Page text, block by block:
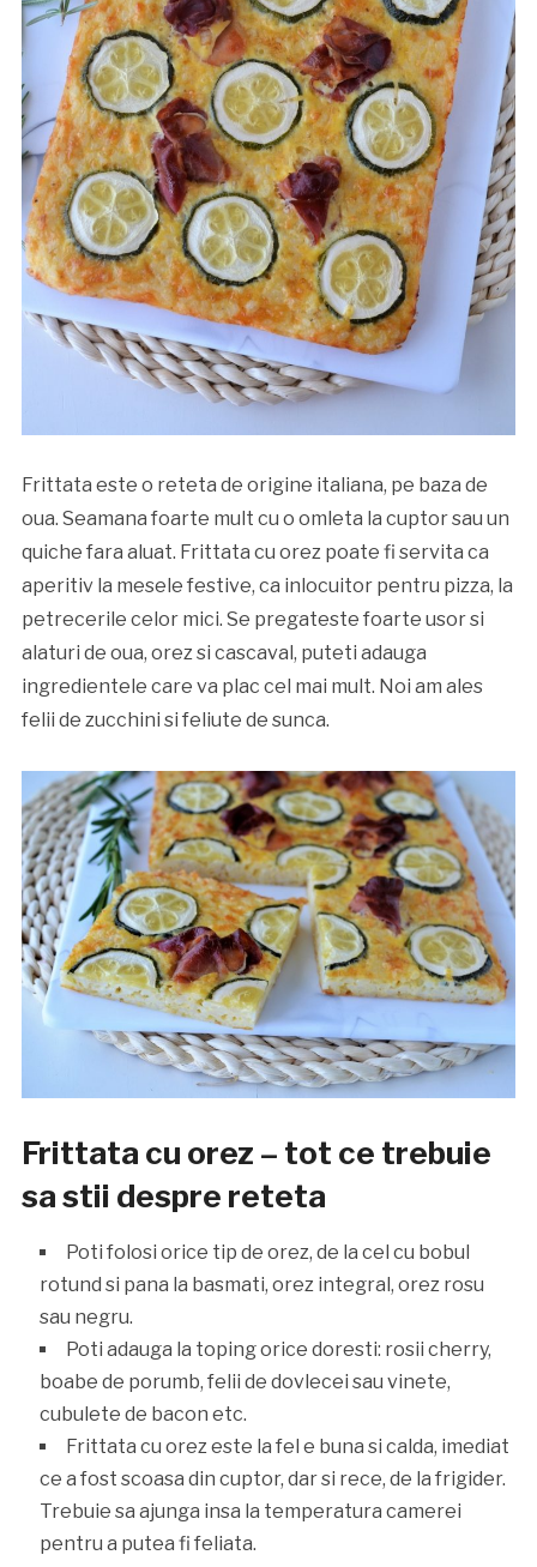
Frittata este o reteta de origine italiana, pe baza de
oua. Seamana foarte mult cu o omleta la cuptor sau un
quiche fara aluat. Frittata cu orez poate fi servita ca
aperitiv la mesele festive, ca inlocuitor pentru pizza, la
petrecerile celor mici. Se pregateste foarte usor si
alaturi de oua, orez si cascaval, puteti adauga
ingredientele care va plac cel mai mult. Noi am ales
felii de zucchini si feliute de sunca.
Frittata cu orez – tot ce trebuie
sa stii despre reteta
Poti folosi orice tip de orez, de la cel cu bobul
rotund si pana la basmati, orez integral, orez rosu
sau negru.
Poti adauga la toping orice doresti: rosii cherry,
boabe de porumb, felii de dovlecei sau vinete,
cubulete de bacon etc.
Frittata cu orez este la fel e buna si calda, imediat
ce a fost scoasa din cuptor, dar si rece, de la frigider.
Trebuie sa ajunga insa la temperatura camerei
pentru a putea fi feliata.